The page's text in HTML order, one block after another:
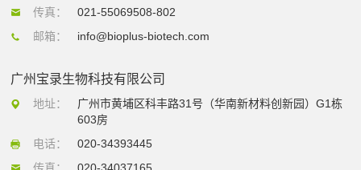
传真：
021-55069508-802
邮箱：
info@bioplus-biotech.com
广州宝录生物科技有限公司
地址：
广州市黄埔区科丰路31号（华南新材料创新园）G1栋
603房
电话：
020-34393445